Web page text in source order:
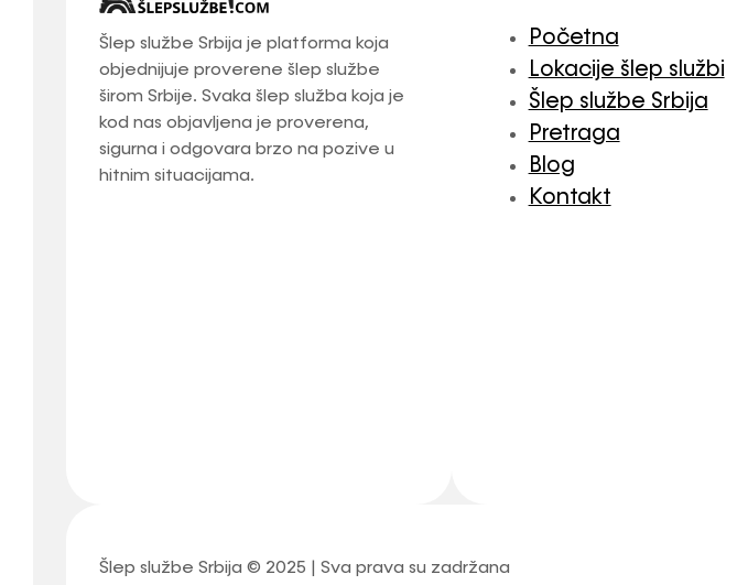
Šlep službe Srbija je platforma koja
objednijuje proverene šlep službe
širom Srbije. Svaka šlep služba koja je
kod nas objavljena je proverena,
sigurna i odgovara brzo na pozive u
hitnim situacijama.
Početna
Lokacije šlep službi
Šlep službe Srbija
Pretraga
Blog
Kontakt
Šlep službe Srbija © 2025 | Sva prava su zadržana